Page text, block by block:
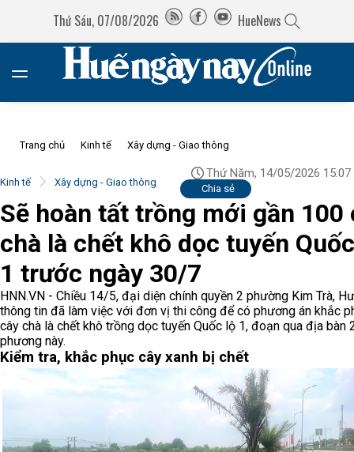
Thứ Sáu, 07/08/2026 HueNews
Trang chủ Kinh tế Xây dựng - Giao thông
Kinh tế Xây dựng - Giao thông
Thứ Năm, 14/05/2026 15:07
Chia sẻ
Sẽ hoàn tất trồng mới gần 100
chà là chết khô dọc tuyến
1 trước ngày 30/7
HNN.VN - Chiều 14/5, đại diện chính quyền 2 phường Kim Trà,
thông tin đã làm việc với đơn vị thi công để có phương án khắc
cây chà là chết khô trồng dọc tuyến Quốc lộ 1, đoạn qua địa bàn
phương này.
Kiểm tra, khắc phục cây xanh bị chết